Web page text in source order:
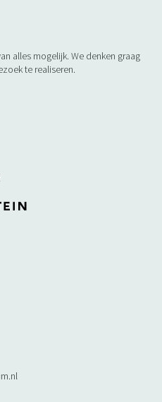
alles mogelijk. We denken graag
te realiseren.